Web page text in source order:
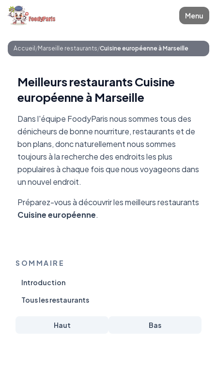
Menu
Accueil /Marseille restaurants/Cuisine européenne à Marseille
Meilleurs restaurants Cuisine
européenne à Marseille
Dans l'équipe FoodyParis nous sommes tous des
dénicheurs de bonne nourriture, restaurants et de
bon plans, donc naturellement nous sommes
toujours à la recherche des endroits les plus
populaires à chaque fois que nous voyageons dans
un nouvel endroit.
Préparez-vous à découvrir les meilleurs restaurants
Cuisine européenne.
SOMMAIRE
Introduction
Tous les restaurants
Haut Bas